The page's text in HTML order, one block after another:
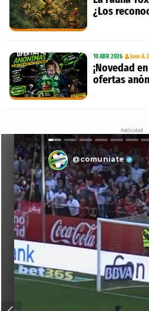
¿Los
10 ABR 2026 Jose A.
¡Novedad
ofertas
Publicidad
@comuniate